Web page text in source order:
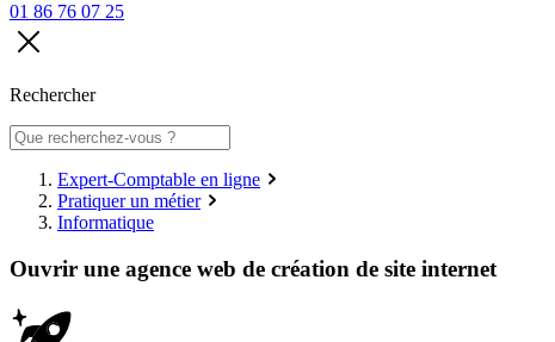
01 86 76 07 25
Rechercher
Expert-Comptable en ligne
Pratiquer un métier
Informatique
Ouvrir une agence web de création de site internet